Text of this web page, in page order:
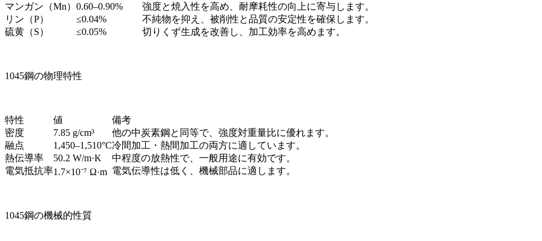
マンガン（Mn） 0.60–0.90%
強度と焼入性を高め、耐摩耗性の向上に寄与します。
リン（P）
≤0.04%
不純物を抑え、被削性と品質の安定性を確保します。
硫黄（S）
≤0.05% 切りくず生成を改善し、加工効率を高めます。
1045鋼の物理特性
特性 値
備考
密度
7.85 g/cm³
他の中炭素鋼と同等で、強度対重量比に優れます。
融点
1,450–1,510°C冷間加工・熱間加工の両方に適しています。
熱伝導率
50.2 W/m·K
中程度の放熱性で、一般用途に有効です。
電気抵抗率1.7×10⁻⁷ Ω·m 電気伝導性は低く、機械部品に適します。
1045鋼の機械的性質